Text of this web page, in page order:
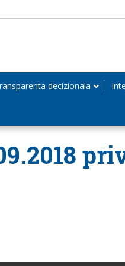
decizionala